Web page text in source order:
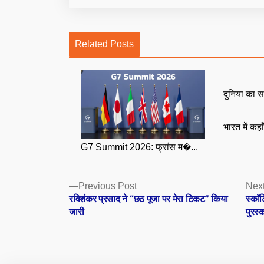
Related Posts
G7 Summit 2026: फ्रांस म�...
दुनिया का
भारत में
Posts
navigation
Previous PostPrevious
post:
रविशंकर प्रसाद ने “छठ पूजा पर मेरा टिकट” किया
जारी